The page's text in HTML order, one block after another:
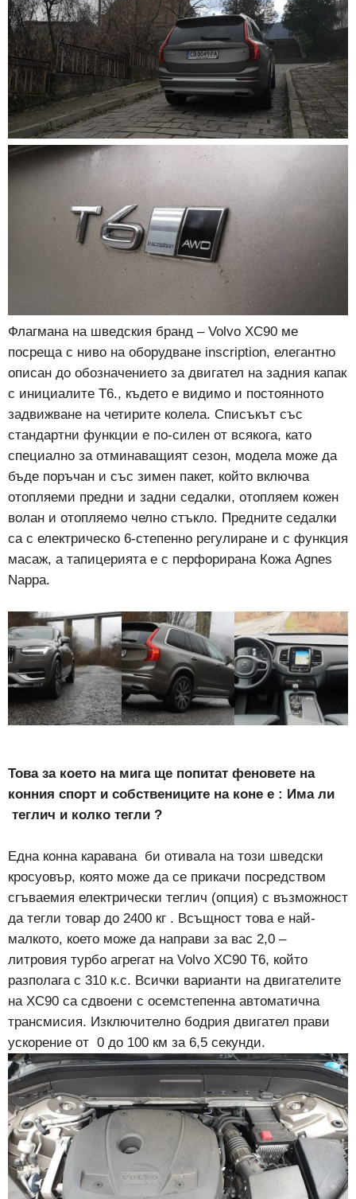
Флагмана на шведския бранд – Volvo XC90 ме
посреща с ниво на оборудване inscription, елегантно
описан до обозначението за двигател на задния капак
с инициалите Т6., където е видимо и постоянното
задвижване на четирите колела. Списъкът със
стандартни функции е по-силен от всякога, като
специално за отминаващият сезон, модела може да
бъде поръчан и със зимен пакет, който включва
отопляеми предни и задни седалки, отопляем кожен
волан и отопляемо челно стъкло. Предните седалки
са с електрическо 6-степенно регулиране и с функция
масаж, а тапицерията е с перфорирана Кожа Agnes
Nappa.
Това за което на мига ще попитат феновете на
конния спорт и собствениците на коне е : Има ли
теглич и колко тегли ?
Една конна каравана би отивала на този шведски
кросуовър, която може да се прикачи посредством
сгъваемия електрически теглич (опция) с възможност
да тегли товар до 2400 кг . Всъщност това е най-
малкото, което може да направи за вас 2,0 –
литровия турбо агрегат на Volvo XC90 Т6, който
разполага с 310 к.с. Всички варианти на двигателите
на XC90 са сдвоени с осемстепенна автоматична
трансмисия. Изключително бодрия двигател прави
ускорение от 0 до 100 км за 6,5 секунди.